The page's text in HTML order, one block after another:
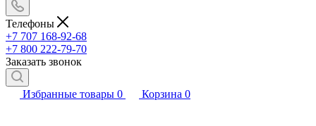
Телефоны
+7 707 168-92-68
+7 800 222-79-70
Заказать звонок
Избранные товары 0 Корзина 0